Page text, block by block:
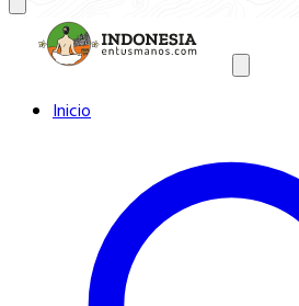
Inicio